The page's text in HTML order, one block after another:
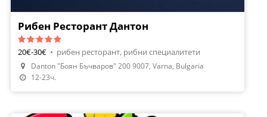
Направи Резервация
Рибен Ресторант Дантон
20€-30€ • рибен ресторант, рибни специалитети
Danton "Боян Бъчваров" 200 9007, Varna, Bulgaria
12-23ч.